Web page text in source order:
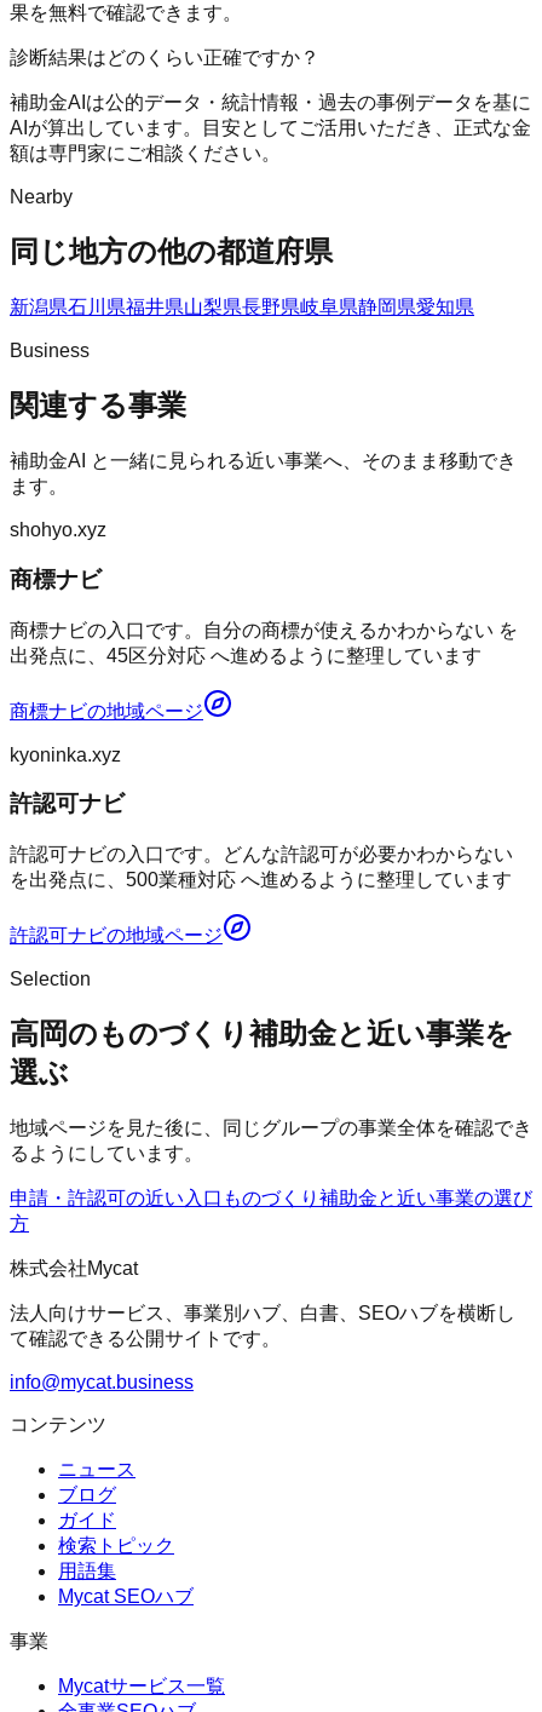
果を無料で確認できます。
診断結果はどのくらい正確ですか？
補助金AIは公的データ・統計情報・過去の事例データを基に
AIが算出しています。目安としてご活用いただき、正式な金
額は専門家にご相談ください。
Nearby
同じ地方の他の都道府県
新潟県石川県福井県山梨県長野県岐阜県静岡県愛知県
Business
関連する事業
補助金AI
と一緒に見られる近い事業へ、そのまま移動でき
ます。
shohyo.xyz
商標ナビ
商標ナビの入口です。自分の商標が使えるかわからない を
出発点に、45区分対応 へ進めるように整理しています
商標ナビの地域ページ
kyoninka.xyz
許認可ナビ
許認可ナビの入口です。どんな許認可が必要かわからない
を出発点に、500業種対応 へ進めるように整理しています
許認可ナビの地域ページ
Selection
高岡のものづくり補助金と近い事業を
選ぶ
地域ページを見た後に、同じグループの事業全体を確認でき
るようにしています。
申請・許認可の近い入口 ものづくり補助金と近い事業の選び
方
株式会社Mycat
法人向けサービス、事業別ハブ、白書、SEOハブを横断し
て確認できる公開サイトです。
info@mycat.business
コンテンツ
ニュース
ブログ
ガイド
検索トピック
用語集
Mycat SEOハブ
事業
Mycatサービス一覧